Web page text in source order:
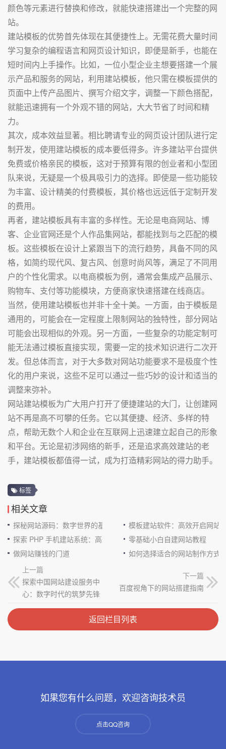
颜色等元素进行替换和修改，就能快速搭建出一个完整的网
站。
建站模板的优势首先体现在其便捷性上。无需花费大量时间
学习复杂的编程语言和网页设计知识，即便是新手，也能在
短时间内上手操作。比如，一位小型企业主想要搭建一个展
示产品和服务的网站，利用建站模板，他只需在模板提供的
页面中上传产品图片、撰写介绍文字，调整一下颜色搭配，
就能迅速拥有一个外观不错的网站，大大节省了时间和精
力。
其次，成本效益显著。相比聘请专业的网页设计团队进行定
制开发，使用建站模板的成本要低得多。许多建站平台提供
免费或价格亲民的模板，这对于预算有限的创业者和小型团
队来说，无疑是一个极具吸引力的选择。即使是一些功能较
为丰富、设计精美的付费模板，其价格也远远低于定制开发
的费用。
再者，建站模板具有丰富的多样性。无论是电商网站、博
客、企业官网还是个人作品集网站，都能找到与之匹配的模
板。这些模板在设计上紧跟当下的流行趋势，具备不同的风
格，如简约现代风、复古风、创意时尚风等，满足了不同用
户的个性化需求。以电商模板为例，通常会集成产品展示、
购物车、支付等功能模块，方便商家快速搭建在线商店。
当然，使用建站模板也并非十全十美。一方面，由于模板是
通用的，可能会在一定程度上限制网站的独特性，部分网站
可能会出现相似的外观。另一方面，一些复杂的功能定制可
能无法通过模板直接实现，需要一定的技术知识进行二次开
发。但总体而言，对于大多数对网站功能要求不是极度个性
化的用户来说，这些不足可以通过一些巧妙的设计和适当的
调整来弥补。
网站建站模板为广大用户打开了便捷建站的大门，让创建网
站不再是高不可攀的任务。它以其便捷、经济、多样的特
点，帮助无数个人和企业在互联网上迅速建立起自己的形象
和平台。无论是初涉网络的新手，还是追求高效建站的老
手，建站模板都值得一试，成为打造精彩网站的得力助手。
标签
相关文章
探秘网站源码：数字世界的基石
模板建站软件：高效开启网站
探索 PHP 手机建站系统：高效与便捷的完美结合零基础小白自建网站教程
做网站赚钱的门道
如何选择适合的网站制作方式
上一篇
探索中国网站建设服务中
心：数字时代的筑梦先锋
下一篇
百度视角下的网站搭建指南
返回栏目列表
如果您有什么问题，欢迎咨询技术员
点击QQ咨询